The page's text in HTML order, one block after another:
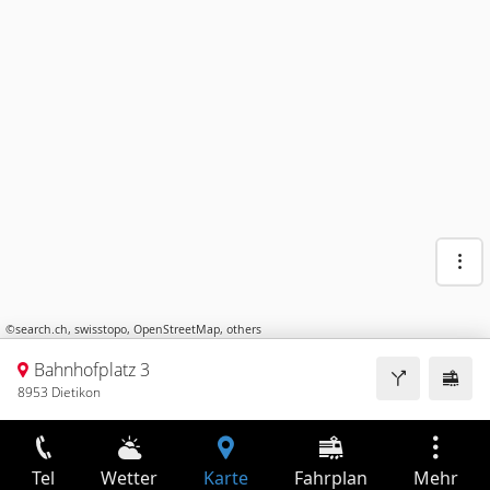
©search.ch, swisstopo, OpenStreetMap, others
Bahnhofplatz 3
8953 Dietikon
Tel Wetter Karte Fahrplan Mehr